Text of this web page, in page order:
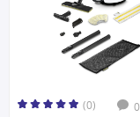
(0) 0